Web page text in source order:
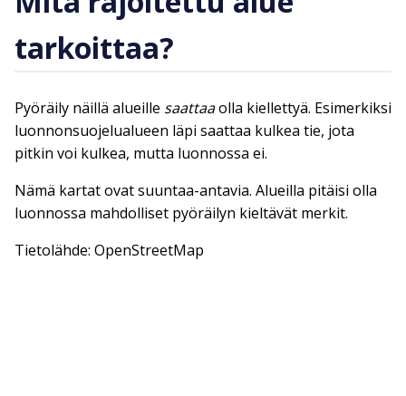
tarkoittaa?
Pyöräily näillä alueille saattaaolla kiellettyä. Esimerkiksi
luonnonsuojelualueen läpi saattaa kulkea tie, jota
pitkin voi kulkea, mutta luonnossa ei.
Nämä kartat ovat suuntaa-antavia. Alueilla pitäisi olla
luonnossa mahdolliset pyöräilyn kieltävät merkit.
Tietolähde: OpenStreetMap